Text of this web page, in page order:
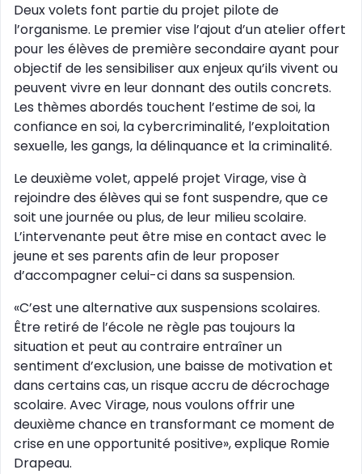
Deux volets font partie du projet pilote de
l’organisme. Le premier vise l’ajout d’un atelier offert
pour les élèves de première secondaire ayant pour
objectif de les sensibiliser aux enjeux qu’ils vivent ou
peuvent vivre en leur donnant des outils concrets.
Les thèmes abordés touchent l’estime de soi, la
confiance en soi, la cybercriminalité, l’exploitation
sexuelle, les gangs, la délinquance et la criminalité.
Le deuxième volet, appelé projet Virage, vise à
rejoindre des élèves qui se font suspendre, que ce
soit une journée ou plus, de leur milieu scolaire.
L’intervenante peut être mise en contact avec le
jeune et ses parents afin de leur proposer
d’accompagner celui-ci dans sa suspension.
«C’est une alternative aux suspensions scolaires.
Être retiré de l’école ne règle pas toujours la
situation et peut au contraire entraîner un
sentiment d’exclusion, une baisse de motivation et
dans certains cas, un risque accru de décrochage
scolaire. Avec Virage, nous voulons offrir une
deuxième chance en transformant ce moment de
crise en une opportunité positive», explique Romie
Drapeau.